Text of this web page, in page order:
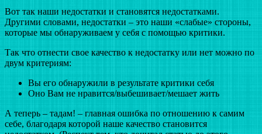
Вот так наши недостатки и становятся недостатками.
Другими словами, недостатки – это наши «слабые» стороны,
которые мы обнаруживаем у себя с помощью критики.
Так что отнести свое качество к недостатку или нет можно по
двум критериям:
Вы его обнаружили в результате критики себя
Оно Вам не нравится/выбешивает/мешает жить
А теперь – тадам! – главная ошибка по отношению к самим
себе, благодаря которой наше качество становится